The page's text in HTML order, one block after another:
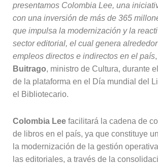
presentamos Colombia Lee, una
con una inversión de más de 365
que impulsa la modernización y la
sector editorial, el cual genera
empleos directos e indirectos en el país
Buitrago, ministro de Cultura, durante
de la plataforma en el Día mundial del
el Bibliotecario.
Colombia Lee facilitará la cadena de
de libros en el país, ya que constituye
la modernización de la gestión
las editoriales, a través de la